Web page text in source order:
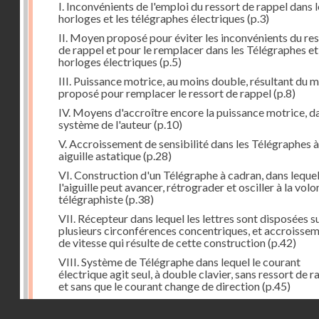
I. Inconvénients de l'emploi du ressort de rappel dans
horloges et les télégraphes électriques (p.3)
II. Moyen proposé pour éviter les inconvénients du
de rappel et pour le remplacer dans les Télégraphes
horloges électriques (p.5)
III. Puissance motrice, au moins double, résultant du
proposé pour remplacer le ressort de rappel(p.8)
IV. Moyens d'accroître encore la puissance motrice,
système de l'auteur(p.10)
V. Accroissement de sensibilité dans les Télégraphes à
aiguille astatique(p.28)
VI. Construction d'un Télégraphe à cadran, dans lequel
l'aiguille peut avancer, rétrograder et osciller à la
télégraphiste(p.38)
VII. Récepteur dans lequel les lettres sont disposées
plusieurs circonférences concentriques, et
de vitesse qui résulte de cette construction(p.42)
VIII. Système de Télégraphe dans lequel le courant
électrique agit seul, à double clavier, sans ressort de
et sans que le courant change de direction(p.45)